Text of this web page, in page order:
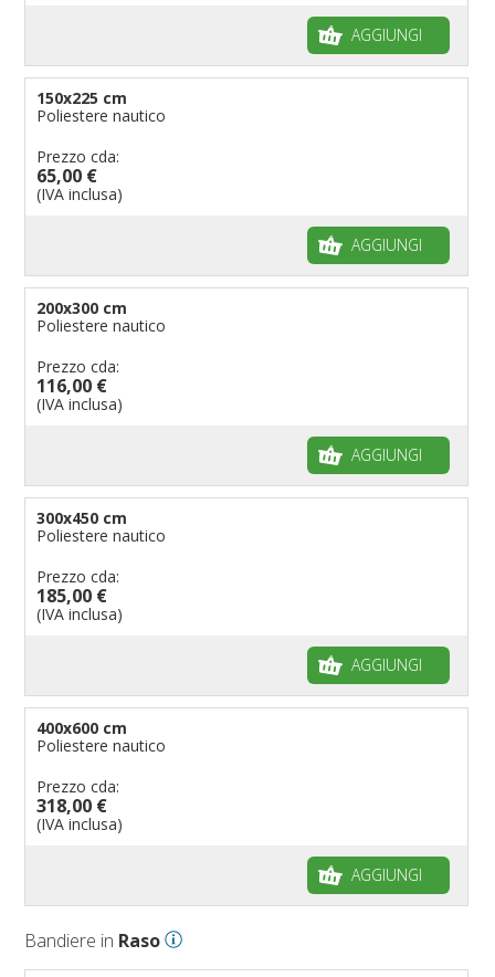
AGGIUNGI
150x225 cm
Poliestere nautico
Prezzo cda:
65,00 €
(IVA inclusa)
AGGIUNGI
200x300 cm
Poliestere nautico
Prezzo cda:
116,00 €
(IVA inclusa)
AGGIUNGI
300x450 cm
Poliestere nautico
Prezzo cda:
185,00 €
(IVA inclusa)
AGGIUNGI
400x600 cm
Poliestere nautico
Prezzo cda:
318,00 €
(IVA inclusa)
AGGIUNGI
Bandiere in Raso